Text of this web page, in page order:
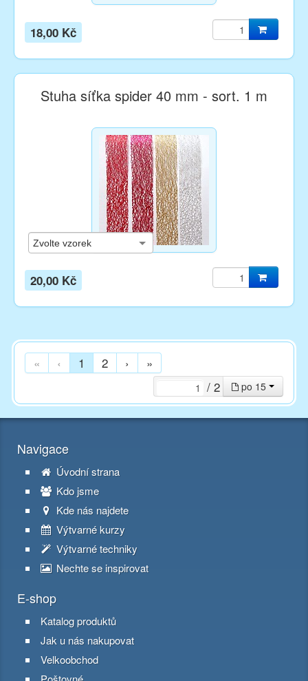
18,00 Kč
Stuha síťka spider 40 mm - sort. 1 m
20,00 Kč
« ‹ 1 2 › »
po 15
/ 2
Navigace
Úvodní strana
Kdo jsme
Kde nás najdete
Výtvarné kurzy
Výtvarné techniky
Nechte se inspirovat
E-shop
Katalog produktů
Jak u nás nakupovat
Velkoobchod